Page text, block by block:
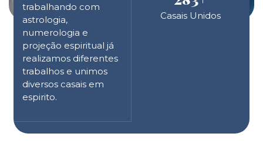
trabalhando com
astrologia,
numerologia e
projeção espiritual já
realizamos diferentes
trabalhos e unimos
diversos casais em
espirito.
Casais Unidos